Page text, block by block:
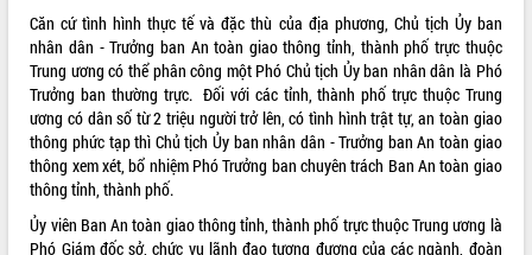
Căn cứ tình hình thực tế và đặc thù của địa phương, Chủ tịch Ủy ban
nhân dân - Trưởng ban An toàn giao thông tỉnh, thành phố trực thuộc
Trung ương có thể phân công một Phó Chủ tịch Ủy ban nhân dân là Phó
Trưởng ban thường trực. Đối với các tỉnh, thành phố trực thuộc Trung
ương có dân số từ 2 triệu người trở lên, có tình hình trật tự, an toàn giao
thông phức tạp thì Chủ tịch Ủy ban nhân dân - Trưởng ban An toàn giao
thông xem xét, bổ nhiệm Phó Trưởng ban chuyên trách Ban An toàn giao
thông tỉnh, thành phố.
Ủy viên Ban An toàn giao thông tỉnh, thành phố trực thuộc Trung ương là
Phó Giám đốc sở, chức vụ lãnh đạo tương đương của các ngành, đoàn